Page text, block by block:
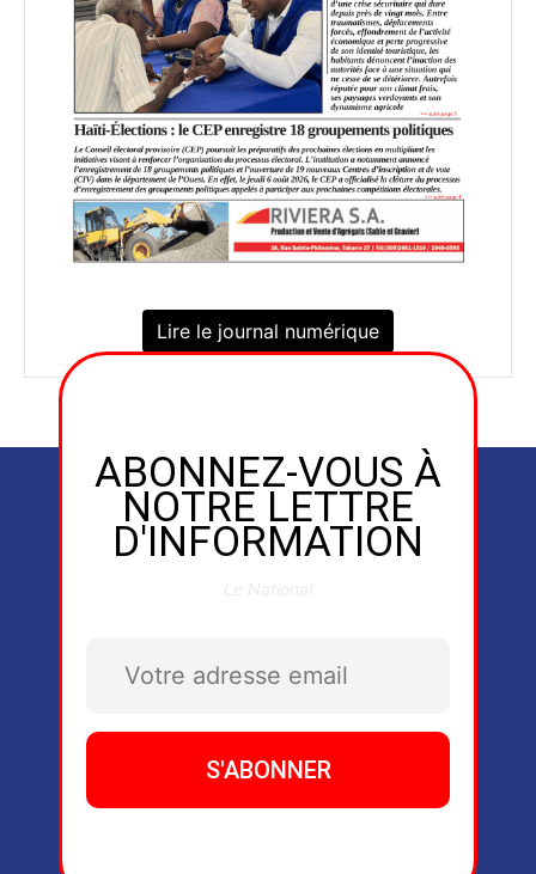
Lire le journal numérique
ABONNEZ-VOUS À
NOTRE LETTRE
D'INFORMATION